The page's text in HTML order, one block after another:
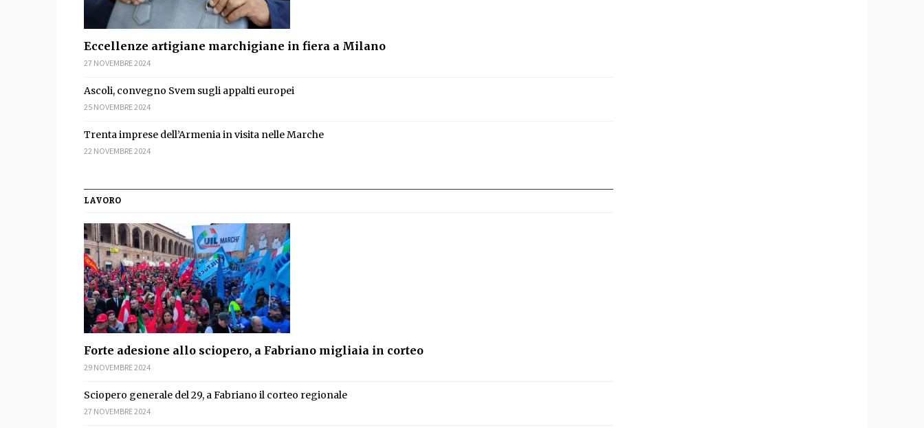
Eccellenze artigiane marchigiane in fiera a Milano
27 NOVEMBRE 2024
Ascoli, convegno Svem sugli appalti europei
25 NOVEMBRE 2024
Trenta imprese dell’Armenia in visita nelle Marche
22 NOVEMBRE 2024
LAVORO
Forte adesione allo sciopero, a Fabriano migliaia in corteo
29 NOVEMBRE 2024
Sciopero generale del 29, a Fabriano il corteo regionale
27 NOVEMBRE 2024